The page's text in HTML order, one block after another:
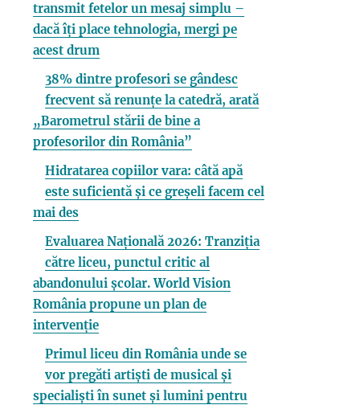
transmit fetelor un mesaj simplu –
dacă îți place tehnologia, mergi pe
acest drum
38% dintre profesori se gândesc
frecvent să renunțe la catedră, arată
„Barometrul stării de bine a
profesorilor din România”
Hidratarea copiilor vara: câtă apă
este suficientă și ce greșeli facem cel
mai des
Evaluarea Națională 2026: Tranziția
către liceu, punctul critic al
abandonului școlar. World Vision
România propune un plan de
intervenție
Primul liceu din România unde se
vor pregăti artiști de musical și
specialiști în sunet și lumini pentru